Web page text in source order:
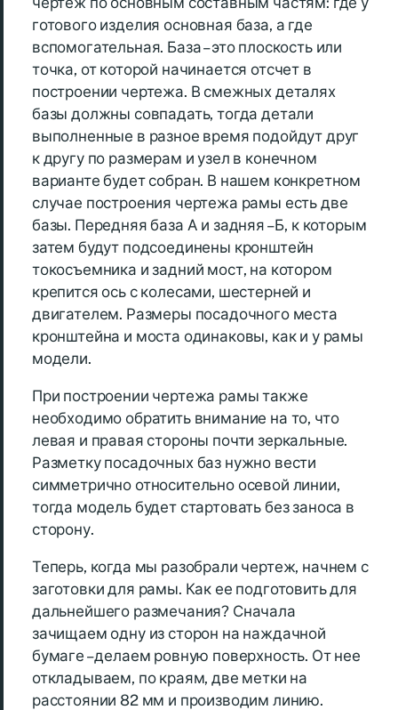
готового изделия основная база, а где
вспомогательная. База – это плоскость или
точка, от которой начинается отсчет в
построении чертежа. В смежных деталях
базы должны совпадать, тогда детали
выполненные в разное время подойдут друг
к другу по размерам и узел в конечном
варианте будет собран. В нашем конкретном
случае построения чертежа рамы есть две
базы. Передняя база А и задняя – Б, к которым
затем будут подсоединены кронштейн
токосъемника и задний мост, на котором
крепится ось с колесами, шестерней и
двигателем. Размеры посадочного места
кронштейна и моста одинаковы, как и у рамы
модели.
При построении чертежа рамы также
необходимо обратить внимание на то, что
левая и правая стороны почти зеркальные.
Разметку посадочных баз нужно вести
симметрично относительно осевой линии,
тогда модель будет стартовать без заноса в
сторону.
Теперь, когда мы разобрали чертеж, начнем с
заготовки для рамы. Как ее подготовить для
дальнейшего размечания? Сначала
зачищаем одну из сторон на наждачной
бумаге – делаем ровную поверхность. От нее
откладываем, по краям, две метки на
расстоянии 82 мм и производим линию.